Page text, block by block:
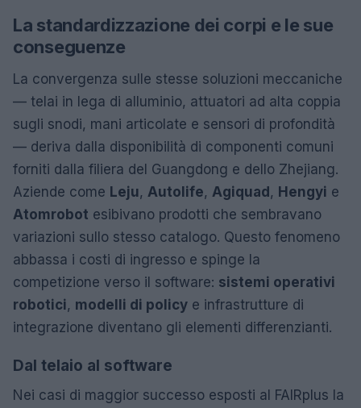
La standardizzazione dei corpi e le sue
conseguenze
La convergenza sulle stesse soluzioni meccaniche
— telai in lega di alluminio, attuatori ad alta coppia
sugli snodi, mani articolate e sensori di profondità
— deriva dalla disponibilità di componenti comuni
forniti dalla filiera del Guangdong e dello Zhejiang.
Aziende come Leju, Autolife, Agiquad, Hengyi e
Atomrobot esibivano prodotti che sembravano
variazioni sullo stesso catalogo. Questo fenomeno
abbassa i costi di ingresso e spinge la
competizione verso il software: sistemi operativi
robotici, modelli di policy e infrastrutture di
integrazione diventano gli elementi differenzianti.
Dal telaio al software
Nei casi di maggior successo esposti al FAIRplus la